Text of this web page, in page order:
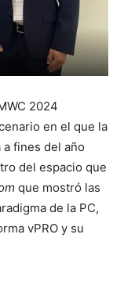
2024
en el que la
fines del año
del espacio que
que mostró las
de la PC,
vPRO y su